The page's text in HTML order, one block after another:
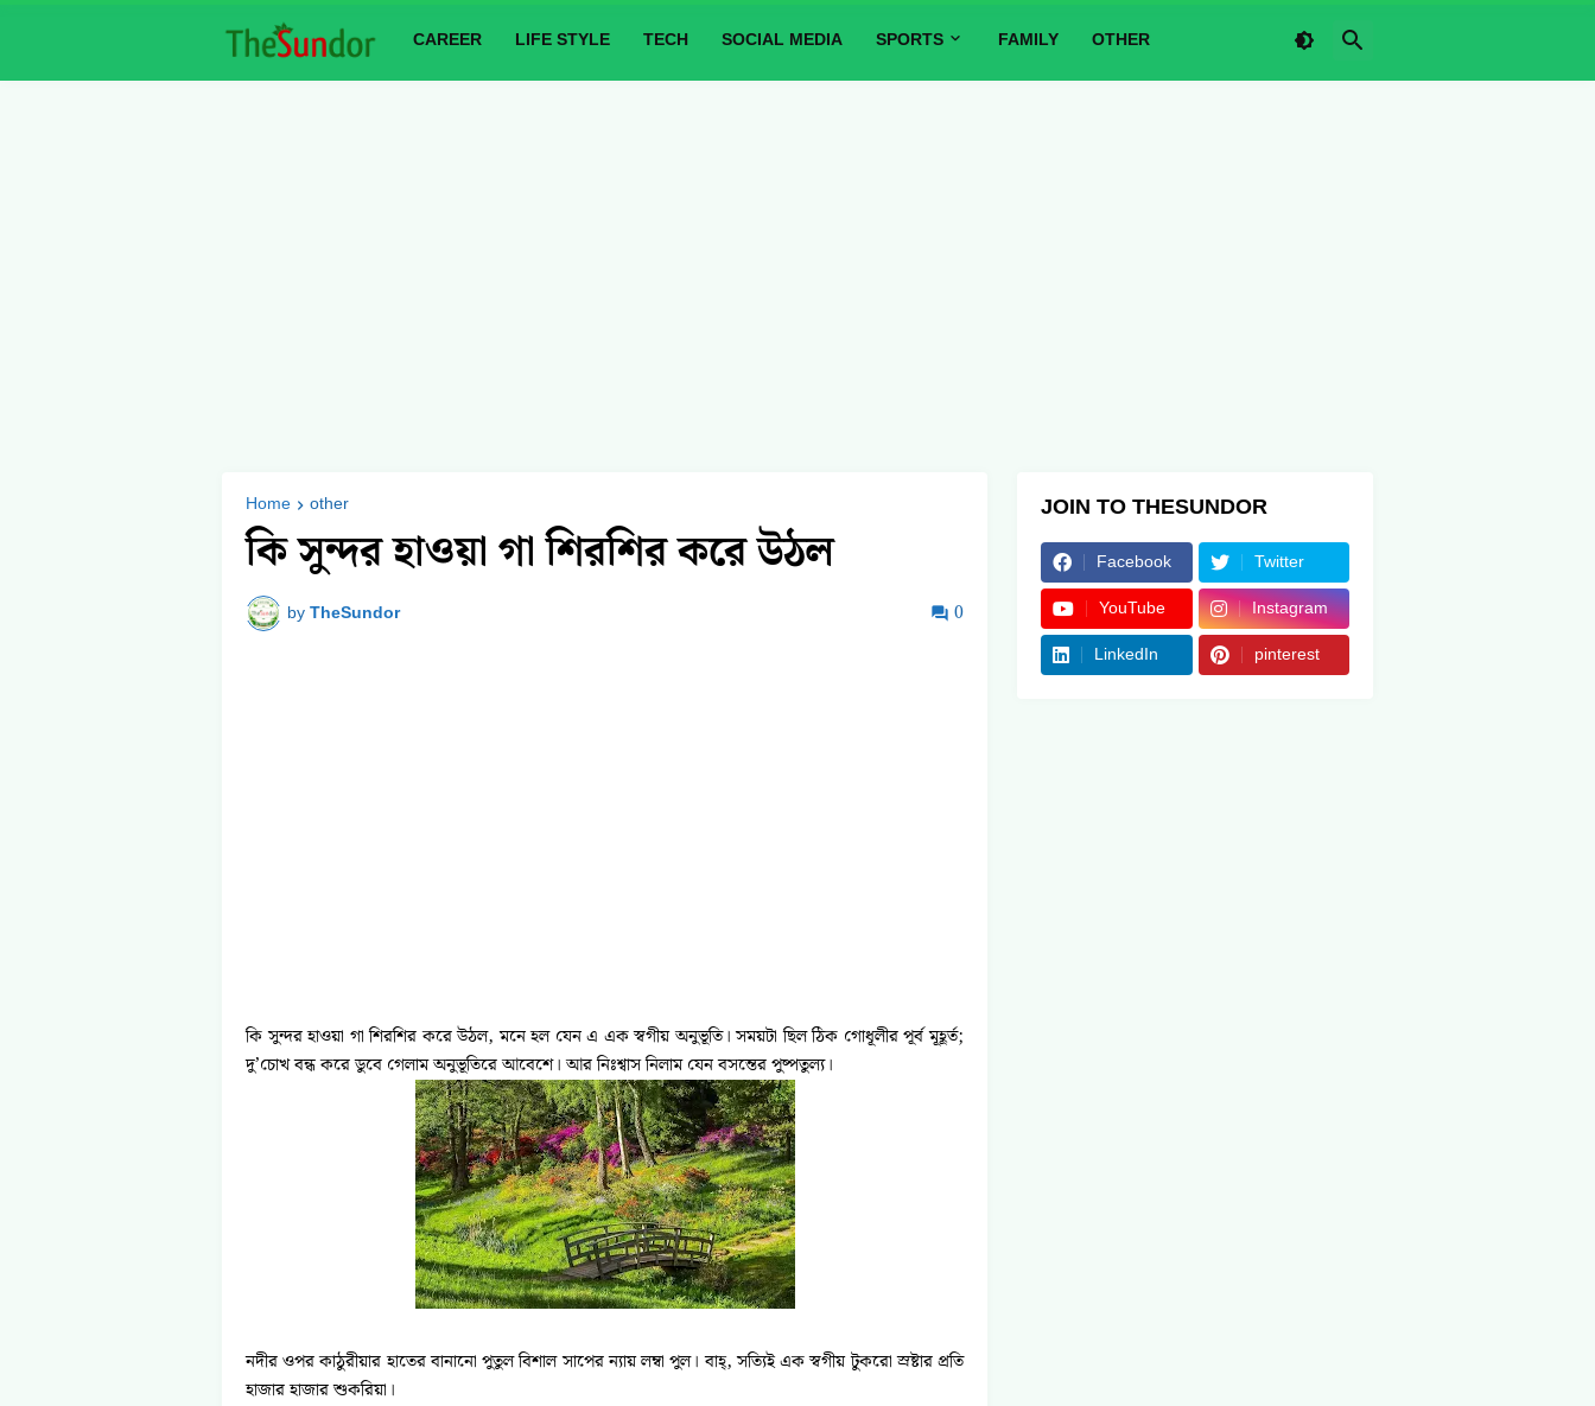
CAREER LIFE STYLE TECH SOCIAL MEDIA SPORTS FAMILY OTHER
Home other
কি সুন্দর হাওয়া গা শিরশির করে উঠল
byTheSundor 0
কি সুন্দর হাওয়া গা শিরশির করে উঠল, মনে হল যেন এ এক স্বগীয় অনুভূতি। সময়টা ছিল ঠিক গোধূলীর পূর্ব মূহূর্ত;
দু’চোখ বন্ধ করে ডুবে গেলাম অনুভূতিরে আবেশে। আর নিঃশ্বাস নিলাম যেন বসন্তের পুষ্পতুল্য।
নদীর ওপর কাঠুরীয়ার হাতের বানানো পুতুল বিশাল সাপের ন্যায় লম্বা পুল। বাহ্, সত্যিই এক স্বগীয় টুকরো স্রষ্টার প্রতি
হাজার হাজার শুকরিয়া।
JOIN TO THESUNDOR
Facebook
Twitter
YouTube
Instagram
LinkedIn
pinterest